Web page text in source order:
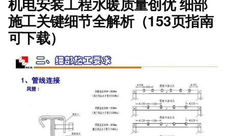
施工关键细节全解析（153页指南
可下载）